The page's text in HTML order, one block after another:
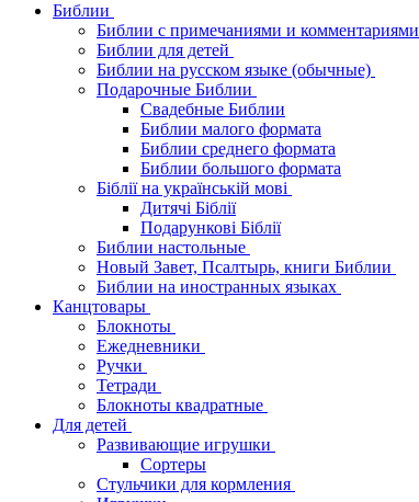
Библии
Библии с примечаниями и комментариями
Библии для детей
Библии на русском языке (обычные)
Подарочные Библии
Свадебные Библии
Библии малого формата
Библии среднего формата
Библии большого формата
Біблії на українській мові
Дитячі Біблії
Подарункові Біблії
Библии настольные
Новый Завет, Псалтырь, книги Библии
Библии на иностранных языках
Канцтовары
Блокноты
Ежедневники
Ручки
Тетради
Блокноты квадратные
Для детей
Развивающие игрушки
Сортеры
Стульчики для кормления